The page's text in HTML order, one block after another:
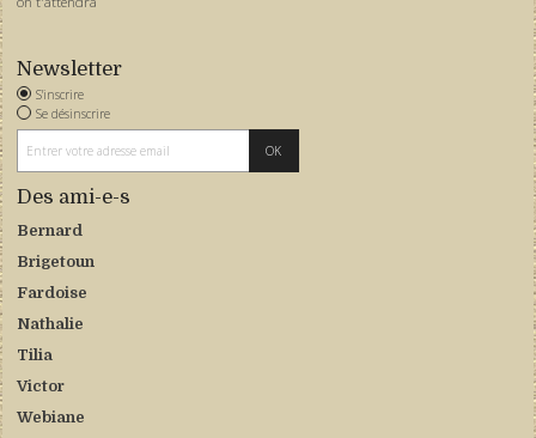
Newsletter
S'inscrire
Se désinscrire
Des ami-e-s
Bernard
Brigetoun
Fardoise
Nathalie
Tilia
Victor
Webiane